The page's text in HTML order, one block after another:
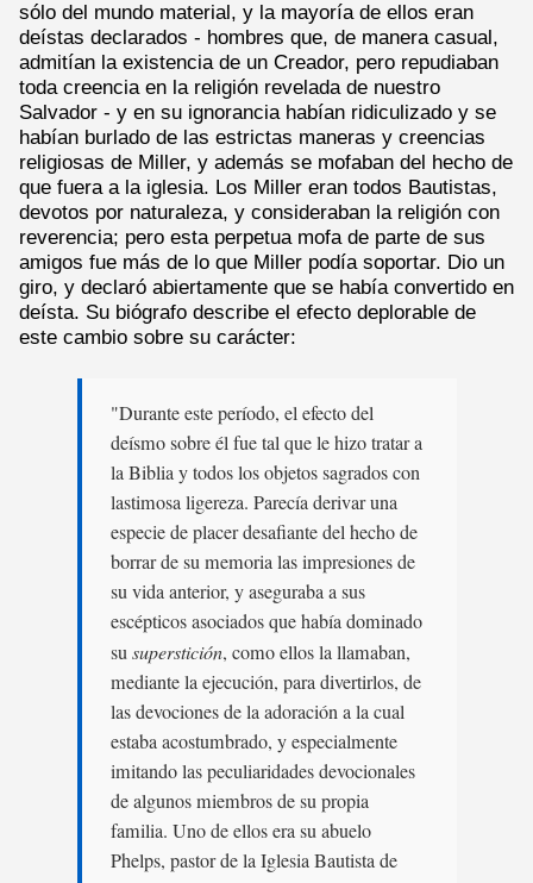
sólo del mundo material, y la mayoría de ellos eran
deístas declarados - hombres que, de manera casual,
admitían la existencia de un Creador, pero repudiaban
toda creencia en la religión revelada de nuestro
Salvador - y en su ignorancia habían ridiculizado y se
habían burlado de las estrictas maneras y creencias
religiosas de Miller, y además se mofaban del hecho de
que fuera a la iglesia. Los Miller eran todos Bautistas,
devotos por naturaleza, y consideraban la religión con
reverencia; pero esta perpetua mofa de parte de sus
amigos fue más de lo que Miller podía soportar. Dio un
giro, y declaró abiertamente que se había convertido en
deísta. Su biógrafo describe el efecto deplorable de
este cambio sobre su carácter:
"Durante este período, el efecto del
deísmo sobre él fue tal que le hizo tratar a
la Biblia y todos los objetos sagrados con
lastimosa ligereza. Parecía derivar una
especie de placer desafiante del hecho de
borrar de su memoria las impresiones de
su vida anterior, y aseguraba a sus
escépticos asociados que había dominado
susuperstición, como ellos la llamaban,
mediante la ejecución, para divertirlos, de
las devociones de la adoración a la cual
estaba acostumbrado, y especialmente
imitando las peculiaridades devocionales
de algunos miembros de su propia
familia. Uno de ellos era su abuelo
Phelps, pastor de la Iglesia Bautista de